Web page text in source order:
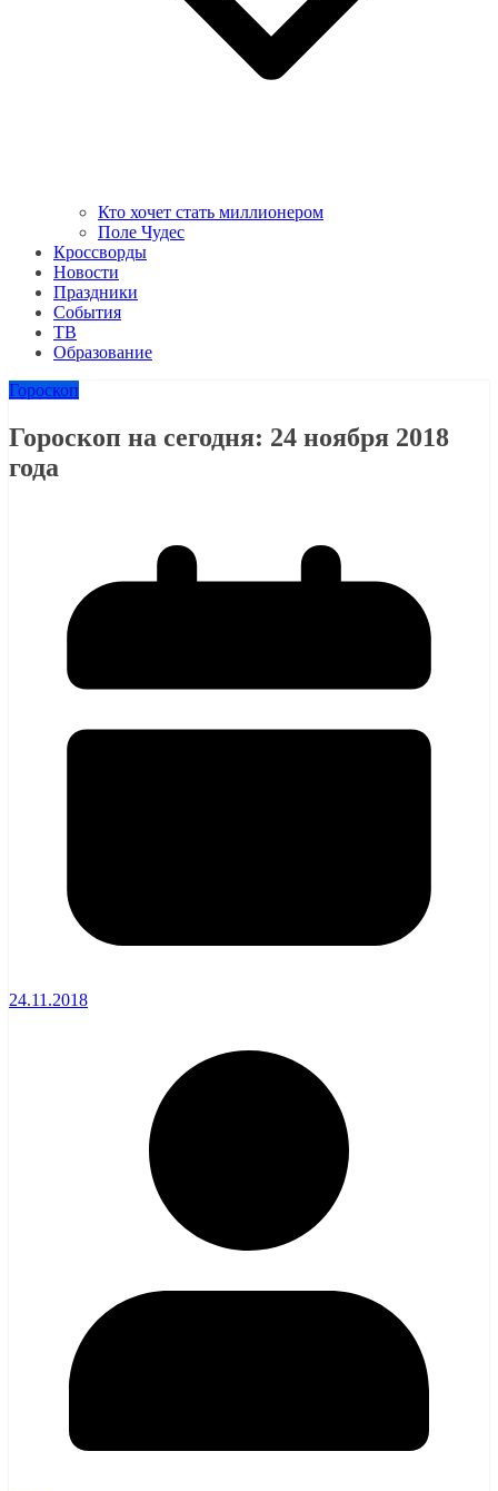
Кто хочет стать миллионером
Поле Чудес
Кроссворды
Новости
Праздники
События
ТВ
Образование
Гороскоп
Гороскоп на сегодня: 24 ноября 2018
года
24.11.2018